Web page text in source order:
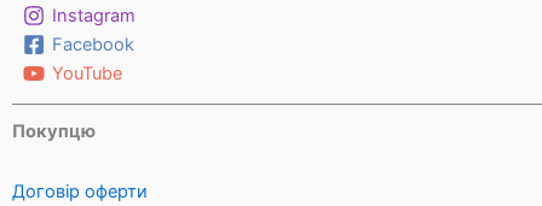
Instagram
Facebook
YouTube
Покупцю
Договір оферти